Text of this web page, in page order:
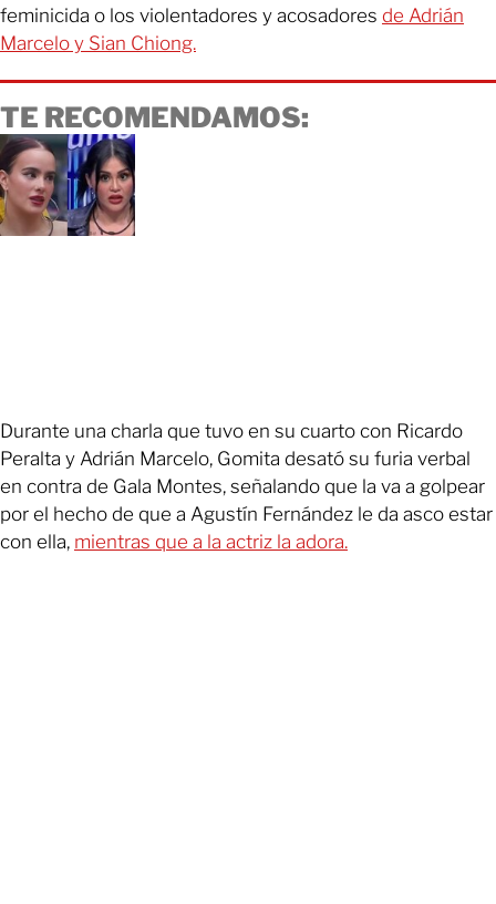
feminicida o los violentadores y acosadores de Adrián
Marcelo y Sian Chiong.
TE RECOMENDAMOS:
Durante una charla que tuvo en su cuarto con Ricardo
Peralta y Adrián Marcelo, Gomita desató su furia verbal
en contra de Gala Montes, señalando que la va a golpear
por el hecho de que a Agustín Fernández le da asco estar
con ella, mientras que a la actriz la adora.